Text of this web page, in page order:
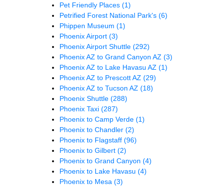
Pet Friendly Places (1)
Petrified Forest National Park's (6)
Phippen Museum (1)
Phoenix Airport (3)
Phoenix Airport Shuttle (292)
Phoenix AZ to Grand Canyon AZ (3)
Phoenix AZ to Lake Havasu AZ (1)
Phoenix AZ to Prescott AZ (29)
Phoenix AZ to Tucson AZ (18)
Phoenix Shuttle (288)
Phoenix Taxi (287)
Phoenix to Camp Verde (1)
Phoenix to Chandler (2)
Phoenix to Flagstaff (96)
Phoenix to Gilbert (2)
Phoenix to Grand Canyon (4)
Phoenix to Lake Havasu (4)
Phoenix to Mesa (3)